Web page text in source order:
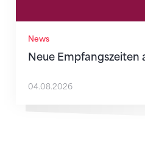
News
Neue Empfangszeiten
04.08.2026